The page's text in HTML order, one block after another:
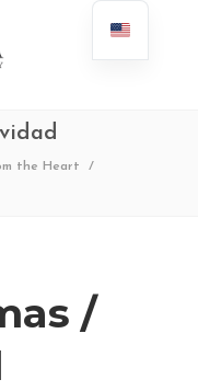
the Heart /
/